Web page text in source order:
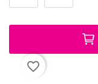
favorite_border